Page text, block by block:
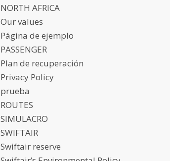
NORTH AFRICA
Our values
Página de ejemplo
PASSENGER
Plan de recuperación
Privacy Policy
prueba
ROUTES
SIMULACRO
SWIFTAIR
Swiftair reserve